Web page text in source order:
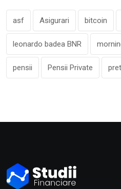
asf Asigurari bitcoin
leonardo badea BNR
pensii Pensii Private